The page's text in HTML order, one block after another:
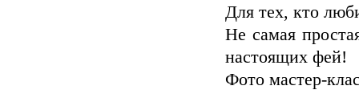
Для тех, кто
Не самая
настоящих фей!
Фото мастер-